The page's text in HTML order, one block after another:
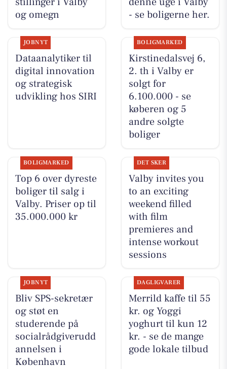
og omegn
- se boligerne her.
JOBNYT
Dataanalytiker til
digital innovation
og strategisk
udvikling hos SIRI
BOLIGMARKED
Kirstinedalsvej 6,
2. th i Valby er
solgt for
6.100.000 - se
køberen og 5
andre solgte
boliger
BOLIGMARKED
Top 6 over dyreste
boliger til salg i
Valby. Priser op til
35.000.000 kr
DET SKER
Valby invites you
to an exciting
weekend filled
with film
premieres and
intense workout
sessions
JOBNYT
Bliv SPS-sekretær
og støt en
studerende på
socialrådgiverudd
annelsen i
København
DAGLIGVARER
Merrild kaffe til 55
kr. og Yoggi
yoghurt til kun 12
kr. - se de mange
gode lokale tilbud